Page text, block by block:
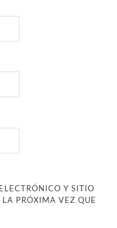
Y SITIO
PRÓXIMA VEZ QUE